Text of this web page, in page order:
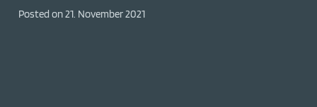
Posted on21. November 2021